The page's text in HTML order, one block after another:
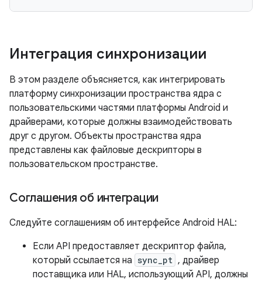
Интеграция синхронизации
В этом разделе объясняется, как интегрировать
платформу синхронизации пространства ядра с
пользовательскими частями платформы Android и
драйверами, которые должны взаимодействовать
друг с другом. Объекты пространства ядра
представлены как файловые дескрипторы в
пользовательском пространстве.
Соглашения об интеграции
Следуйте соглашениям об интерфейсе Android HAL:
Если API предоставляет дескриптор файла,
который ссылается на sync_pt , драйвер
поставщика или HAL, использующий API, должны